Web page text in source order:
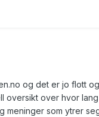
og det er jo flott
oversikt over hvor lang
meninger som ytrer